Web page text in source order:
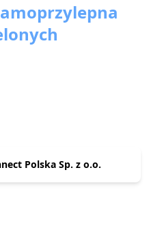
Polska Sp. z o.o.